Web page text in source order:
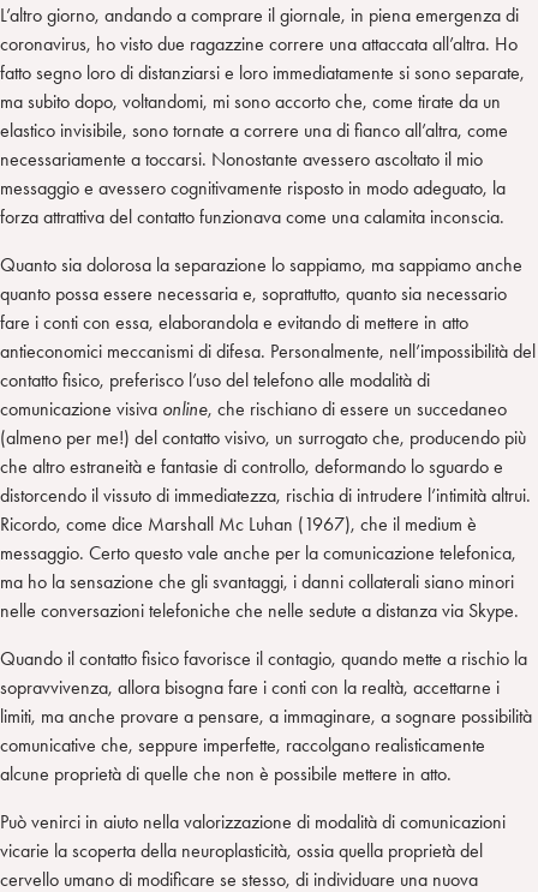
L’altro giorno, andando a comprare il giornale, in piena emergenza di
coronavirus, ho visto due ragazzine correre una attaccata all’altra. Ho
fatto segno loro di distanziarsi e loro immediatamente si sono separate,
ma subito dopo, voltandomi, mi sono accorto che, come tirate da un
elastico invisibile, sono tornate a correre una di fianco all’altra, come
necessariamente a toccarsi. Nonostante avessero ascoltato il mio
messaggio e avessero cognitivamente risposto in modo adeguato, la
forza attrattiva del contatto funzionava come una calamita inconscia.
Quanto sia dolorosa la separazione lo sappiamo, ma sappiamo anche
quanto possa essere necessaria e, soprattutto, quanto sia necessario
fare i conti con essa, elaborandola e evitando di mettere in atto
antieconomici meccanismi di difesa. Personalmente, nell’impossibilità del
contatto fisico, preferisco l’uso del telefono alle modalità di
comunicazione visiva online, che rischiano di essere un succedaneo
(almeno per me!) del contatto visivo, un surrogato che, producendo più
che altro estraneità e fantasie di controllo, deformando lo sguardo e
distorcendo il vissuto di immediatezza, rischia di intrudere l’intimità altrui.
Ricordo, come dice Marshall Mc Luhan (1967), che il medium è
messaggio. Certo questo vale anche per la comunicazione telefonica,
ma ho la sensazione che gli svantaggi, i danni collaterali siano minori
nelle conversazioni telefoniche che nelle sedute a distanza via Skype.
Quando il contatto fisico favorisce il contagio, quando mette a rischio la
sopravvivenza, allora bisogna fare i conti con la realtà, accettarne i
limiti, ma anche provare a pensare, a immaginare, a sognare possibilità
comunicative che, seppure imperfette, raccolgano realisticamente
alcune proprietà di quelle che non è possibile mettere in atto.
Può venirci in aiuto nella valorizzazione di modalità di comunicazioni
vicarie la scoperta della neuroplasticità, ossia quella proprietà del
cervello umano di modificare se stesso, di individuare una nuova